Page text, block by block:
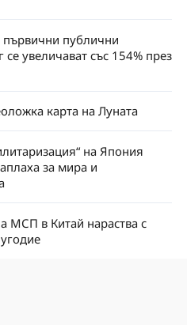
първични публични
увеличават със 154% през
карта на Луната
на Япония
за мира и
МСП в Китай нараства с